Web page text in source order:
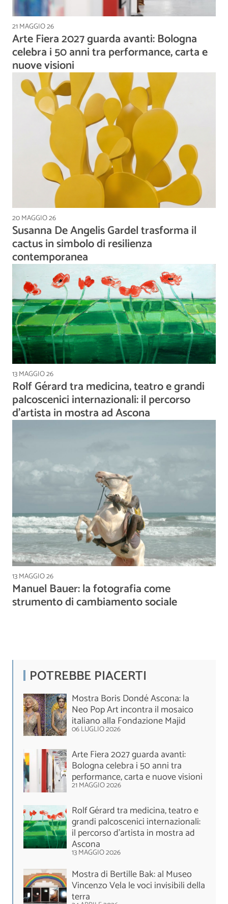
21 MAGGIO 26
Arte Fiera 2027 guarda avanti: Bologna
celebra i 50 anni tra performance, carta e
nuove visioni
20 MAGGIO 26
Susanna De Angelis Gardel trasforma il
cactus in simbolo di resilienza
contemporanea
13 MAGGIO 26
Rolf Gérard tra medicina, teatro e grandi
palcoscenici internazionali: il percorso
d'artista in mostra ad Ascona
13 MAGGIO 26
Manuel Bauer: la fotografia come
strumento di cambiamento sociale
POTREBBE PIACERTI
Mostra Boris Dondé Ascona: la
Neo Pop Art incontra il mosaico
italiano alla Fondazione Majid
06 LUGLIO 2026
Arte Fiera 2027 guarda avanti:
Bologna celebra i 50 anni tra
performance, carta e nuove visioni
21 MAGGIO 2026
Rolf Gérard tra medicina, teatro e
grandi palcoscenici internazionali:
il percorso d'artista in mostra ad
Ascona
13 MAGGIO 2026
Mostra di Bertille Bak: al Museo
Vincenzo Vela le voci invisibili della
terra